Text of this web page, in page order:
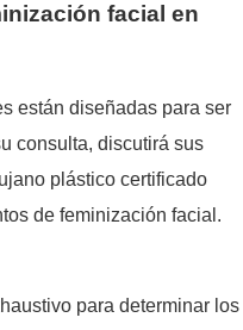
facial en
están diseñadas para ser
consulta, discutirá sus
plástico certificado
de feminización facial.
para determinar los